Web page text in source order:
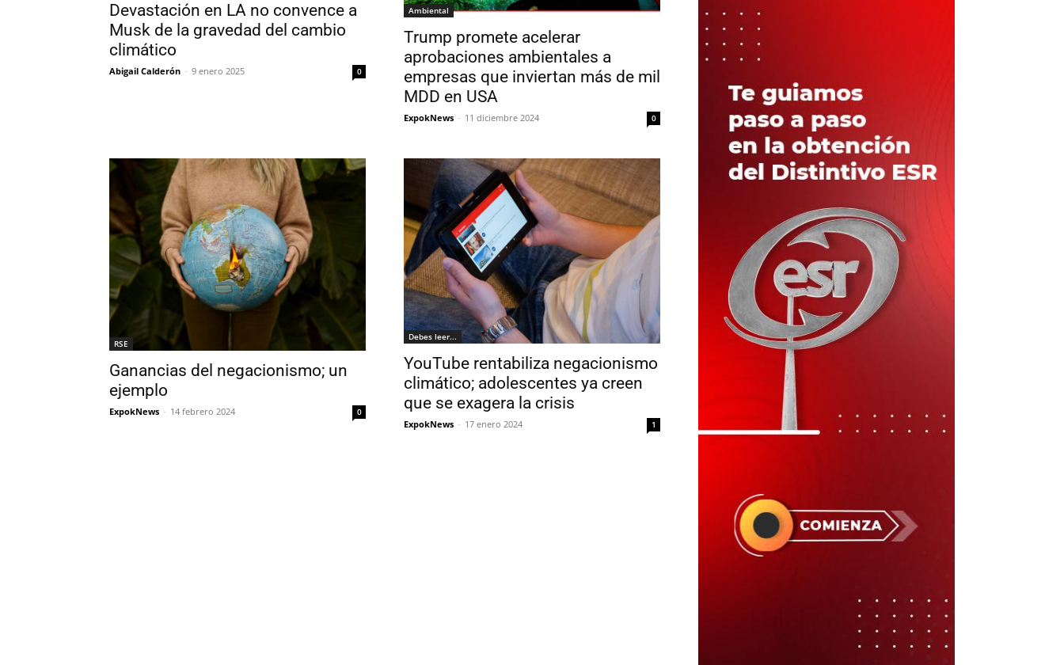
Devastación en LA no convence a
Musk de la gravedad del cambio
climático
Abigail Calderón - 9 enero 2025 0
Ambiental
Trump promete acelerar
aprobaciones ambientales a
empresas que inviertan más de mil
MDD en USA
ExpokNews - 11 diciembre 2024 0
RSE
Ganancias del negacionismo; un
ejemplo
ExpokNews - 14 febrero 2024 0
Debes leer...
YouTube rentabiliza negacionismo
climático; adolescentes ya creen
que se exagera la crisis
ExpokNews - 17 enero 2024 1